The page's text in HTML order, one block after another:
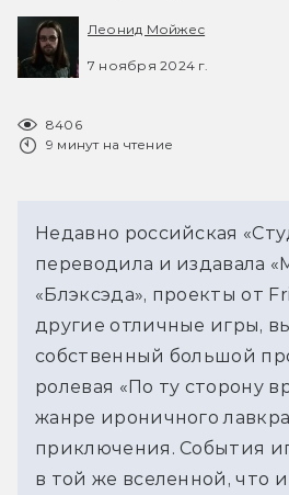
Леонид Мойжес
7 ноября 2024 г.
8406
9 минут на чтение
Недавно российская
переводила и издавала
«Блэксэда», проекты от
другие отличные игры,
собственный большой
ролевая «По ту сторону
жанре ироничного
приключения. События
в той же вселенной, что